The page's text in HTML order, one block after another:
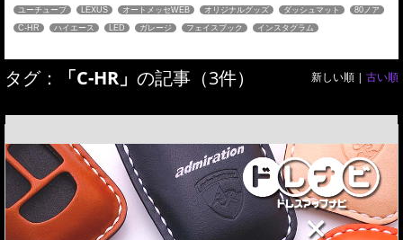
ユーチューブ
LEXUS オートメッセWEB オリジナルグッズ ダッシュマット
80ノア
C-HR
ハイエース LED ガレージ フェイスブック インスタグラム
タグ： 「C-HR」 の記事（3件） 新しい順 | 古い順